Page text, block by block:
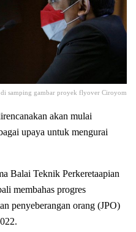
samping gambar proyek flyover Ciroyom
akan mulai
upaya untuk mengurai
Balai Teknik Perkeretaapian
membahas progres
penyeberangan orang (JPO)